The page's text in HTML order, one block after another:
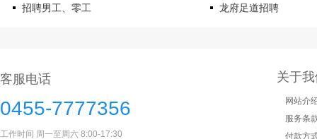
招聘男工、零工 龙府足道招聘
客服电话
0455-7777356
工作时间 周一至周六 8:00-17:30
关于
网站介
服务条
付款方